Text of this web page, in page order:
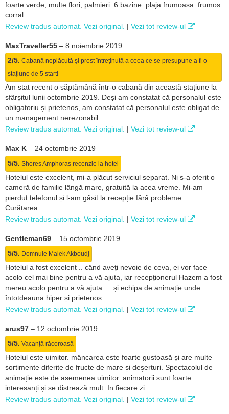
foarte verde, multe flori, palmieri. 6 bazine. plaja frumoasa. frumos
corral …
Review tradus automat. Vezi original. | Vezi tot review-ul
MaxTraveller55 – 8 noiembrie 2019
2/5. Cabană neplăcută și prost întreținută a ceea ce se presupune a fi o
stațiune de 5 start!
Am stat recent o săptămână într-o cabană din această stațiune la
sfârșitul lunii octombrie 2019. Deși am constatat că personalul este
obligatoriu și prietenos, am constatat că personalul este obligat de
un management nerezonabil …
Review tradus automat. Vezi original. | Vezi tot review-ul
Max K – 24 octombrie 2019
5/5. Shores Amphoras recenzie la hotel
Hotelul este excelent, mi-a plăcut serviciul separat. Ni s-a oferit o
cameră de familie lângă mare, gratuită la acea vreme. Mi-am
pierdut telefonul și l-am găsit la recepție fără probleme.
Curățarea…
Review tradus automat. Vezi original. | Vezi tot review-ul
Gentleman69 – 15 octombrie 2019
5/5. Domnule Malek Akboudj
Hotelul a fost excelent .. când aveți nevoie de ceva, ei vor face
acolo cel mai bine pentru a vă ajuta, iar recepționerul Hazem a fost
mereu acolo pentru a vă ajuta … și echipa de animație unde
întotdeauna hiper și prietenos …
Review tradus automat. Vezi original. | Vezi tot review-ul
arus97 – 12 octombrie 2019
5/5. Vacanță răcoroasă
Hotelul este uimitor. mâncarea este foarte gustoasă și are multe
sortimente diferite de fructe de mare și deșerturi. Spectacolul de
animație este de asemenea uimitor. animatorii sunt foarte
interesanți și se distrează mult. In fiecare zi…
Review tradus automat. Vezi original. | Vezi tot review-ul